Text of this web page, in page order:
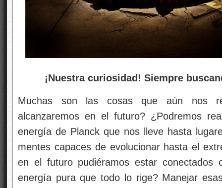
¡Nuestra curiosidad! Siempre
Muchas son las cosas que aún nos
alcanzaremos en el futuro? ¿Podremos
energía de Planck que nos lleve hasta
mentes capaces de evolucionar hasta el
en el futuro pudiéramos estar
energía pura que todo lo rige? Manejar